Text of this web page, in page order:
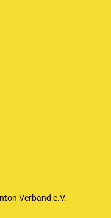
Verband e.V.